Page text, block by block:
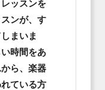
ッスンを
ンが、す
まいま
時間をあ
ら、楽器
ている方